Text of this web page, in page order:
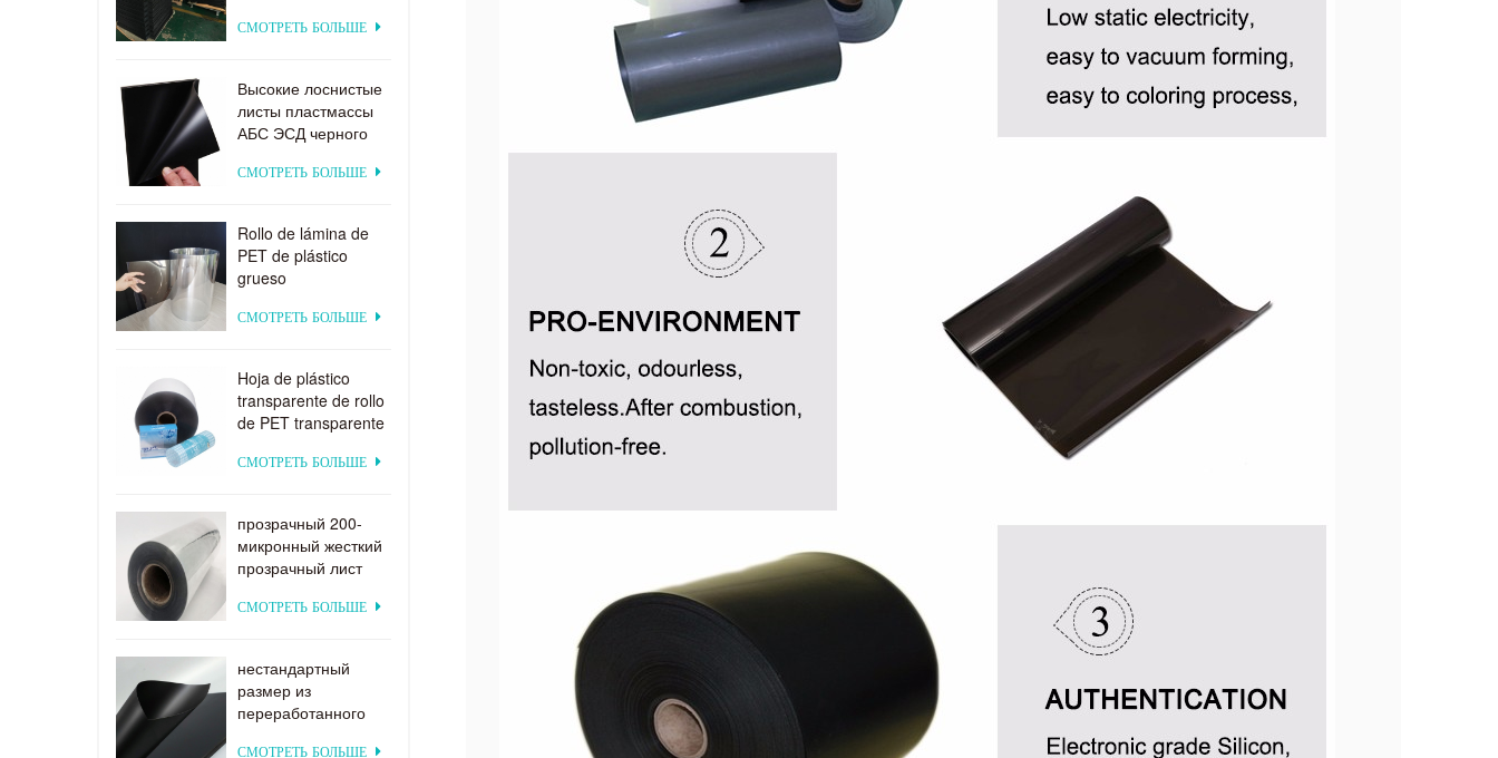
СМОТРЕТЬ БОЛЬШЕ
Высокие лоснистые
листы пластмассы
АБС ЭСД черного
формовать вакуума
СМОТРЕТЬ БОЛЬШЕ
Rollo de lámina de
PET de plástico
grueso
transparente rígido
СМОТРЕТЬ БОЛЬШЕ
Hoja de plástico
transparente de rollo
de PET transparente
suministro directo de
СМОТРЕТЬ БОЛЬШЕ
прозрачный 200-
микронный жесткий
прозрачный лист
формования
СМОТРЕТЬ БОЛЬШЕ
нестандартный
размер из
переработанного
СМОТРЕТЬ БОЛЬШЕ